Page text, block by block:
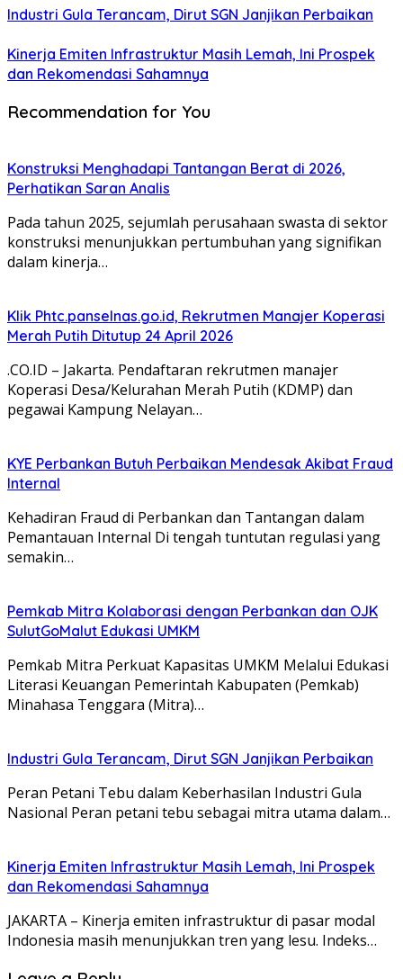
Industri Gula Terancam, Dirut SGN Janjikan Perbaikan
Kinerja Emiten Infrastruktur Masih Lemah, Ini Prospek
dan Rekomendasi Sahamnya
Recommendation for You
Konstruksi Menghadapi Tantangan Berat di 2026,
Perhatikan Saran Analis
Pada tahun 2025, sejumlah perusahaan swasta di sektor
konstruksi menunjukkan pertumbuhan yang signifikan
dalam kinerja…
Klik Phtc.panselnas.go.id, Rekrutmen Manajer Koperasi
Merah Putih Ditutup 24 April 2026
.CO.ID – Jakarta. Pendaftaran rekrutmen manajer
Koperasi Desa/Kelurahan Merah Putih (KDMP) dan
pegawai Kampung Nelayan…
KYE Perbankan Butuh Perbaikan Mendesak Akibat Fraud
Internal
Kehadiran Fraud di Perbankan dan Tantangan dalam
Pemantauan Internal Di tengah tuntutan regulasi yang
semakin…
Pemkab Mitra Kolaborasi dengan Perbankan dan OJK
SulutGoMalut Edukasi UMKM
Pemkab Mitra Perkuat Kapasitas UMKM Melalui Edukasi
Literasi Keuangan Pemerintah Kabupaten (Pemkab)
Minahasa Tenggara (Mitra)…
Industri Gula Terancam, Dirut SGN Janjikan Perbaikan
Peran Petani Tebu dalam Keberhasilan Industri Gula
Nasional Peran petani tebu sebagai mitra utama dalam…
Kinerja Emiten Infrastruktur Masih Lemah, Ini Prospek
dan Rekomendasi Sahamnya
JAKARTA – Kinerja emiten infrastruktur di pasar modal
Indonesia masih menunjukkan tren yang lesu. Indeks…